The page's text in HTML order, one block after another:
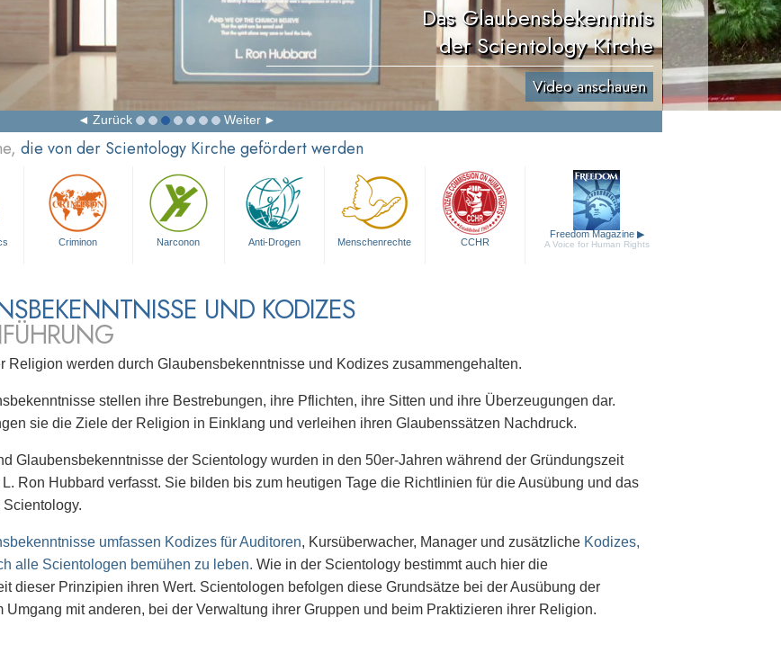
Das Glaubensbekenntnis
der Scientology Kirche
Video anschauen
Zurück Weiter
die von der Scientology Kirche gefördert werden
Criminon Narconon Anti-Drogen Menschenrechte CCHR
Freedom Magazine ▶
A Voice for Human Rights
UND KODIZES
Religion werden durch Glaubensbekenntnisse und Kodizes zusammengehalten.
stellen ihre Bestrebungen, ihre Pflichten, ihre Sitten und ihre Überzeugungen dar.
sie die Ziele der Religion in Einklang und verleihen ihren Glaubenssätzen Nachdruck.
Glaubensbekenntnisse der Scientology wurden in den 50er-Jahren während der Gründungszeit
Ron Hubbard verfasst. Sie bilden bis zum heutigen Tage die Richtlinien für die Ausübung und das
umfassen Kodizes für Auditoren, Kursüberwacher, Manager und zusätzliche Kodizes,
alle Scientologen bemühen zu leben. Wie in der Scientology bestimmt auch hier die
dieser Prinzipien ihren Wert. Scientologen befolgen diese Grundsätze bei der Ausübung der
Umgang mit anderen, bei der Verwaltung ihrer Gruppen und beim Praktizieren ihrer Religion.